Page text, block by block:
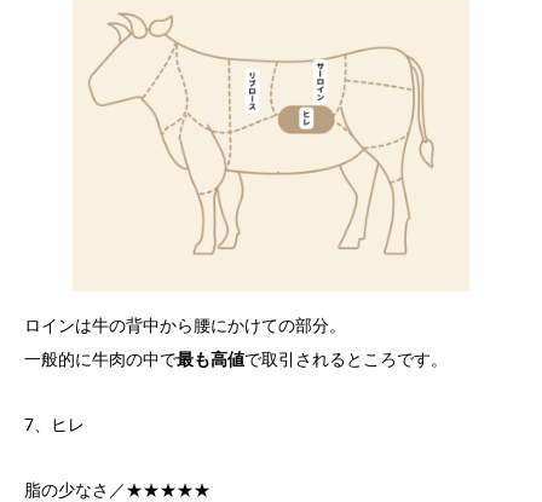
ロインは牛の背中から腰にかけての部分。
一般的に牛肉の中で最も高値で取引されるところです。
7、ヒレ
脂の少なさ／★★★★★